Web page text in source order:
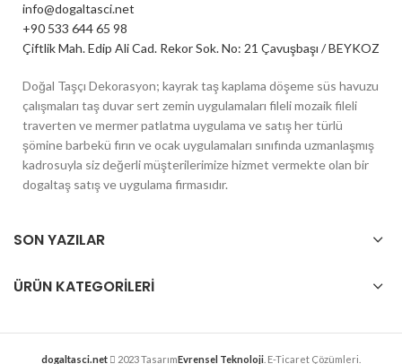
info@dogaltasci.net
+90 533 644 65 98
Çiftlik Mah. Edip Ali Cad. Rekor Sok. No: 21 Çavuşbaşı / BEYKOZ
Doğal Taşçı Dekorasyon; kayrak taş kaplama döşeme süs havuzu
çalışmaları taş duvar sert zemin uygulamaları fileli mozaik fileli
traverten ve mermer patlatma uygulama ve satış her türlü
şömine barbekü fırın ve ocak uygulamaları sınıfında uzmanlaşmış
kadrosuyla siz değerli müşterilerimize hizmet vermekte olan bir
dogaltaş satış ve uygulama firmasıdır.
SON YAZILAR
ÜRÜN KATEGORILERI
dogaltasci.net 2023 TasarımEvrensel Teknoloji . E-Ticaret Çözümleri.